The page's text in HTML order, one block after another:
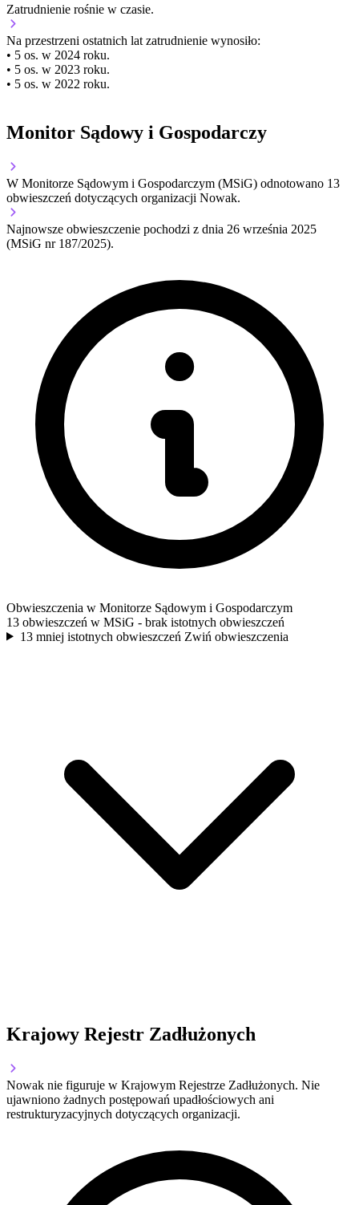
Zatrudnienie rośnie w czasie.
Na przestrzeni ostatnich lat zatrudnienie wynosiło:
• 5 os. w 2024 roku.
• 5 os. w 2023 roku.
• 5 os. w 2022 roku.
Monitor Sądowy i Gospodarczy
W Monitorze Sądowym i Gospodarczym (MSiG) odnotowano 13
obwieszczeń dotyczących organizacji Nowak.
Najnowsze obwieszczenie pochodzi z dnia 26 września 2025
(MSiG nr 187/2025).
Obwieszczenia w Monitorze Sądowym i Gospodarczym
13 obwieszczeń w MSiG - brak istotnych obwieszczeń
13 mniej istotnych obwieszczeń Zwiń obwieszczenia
Krajowy Rejestr Zadłużonych
Nowak nie figuruje w Krajowym Rejestrze Zadłużonych. Nie
ujawniono żadnych postępowań upadłościowych ani
restrukturyzacyjnych dotyczących organizacji.